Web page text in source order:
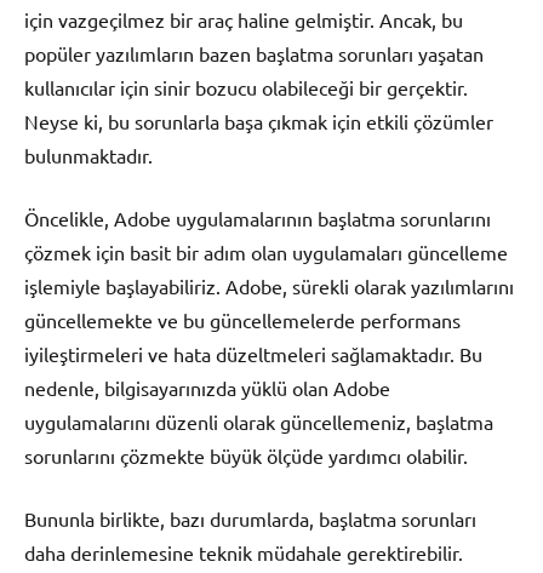
için vazgeçilmez bir araç haline gelmiştir. Ancak, bu
popüler yazılımların bazen başlatma sorunları yaşatan
kullanıcılar için sinir bozucu olabileceği bir gerçektir.
Neyse ki, bu sorunlarla başa çıkmak için etkili çözümler
bulunmaktadır.
Öncelikle, Adobe uygulamalarının başlatma sorunlarını
çözmek için basit bir adım olan uygulamaları güncelleme
işlemiyle başlayabiliriz. Adobe, sürekli olarak yazılımlarını
güncellemekte ve bu güncellemelerde performans
iyileştirmeleri ve hata düzeltmeleri sağlamaktadır. Bu
nedenle, bilgisayarınızda yüklü olan Adobe
uygulamalarını düzenli olarak güncellemeniz, başlatma
sorunlarını çözmekte büyük ölçüde yardımcı olabilir.
Bununla birlikte, bazı durumlarda, başlatma sorunları
daha derinlemesine teknik müdahale gerektirebilir.